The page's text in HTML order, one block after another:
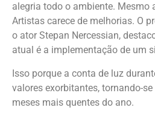
alegria todo o ambiente. Mesmo
Artistas carece de melhorias. O
o ator Stepan Nercessian,
atual é a implementação de um
Isso porque a conta de luz
valores exorbitantes, tornando-
meses mais quentes do ano.